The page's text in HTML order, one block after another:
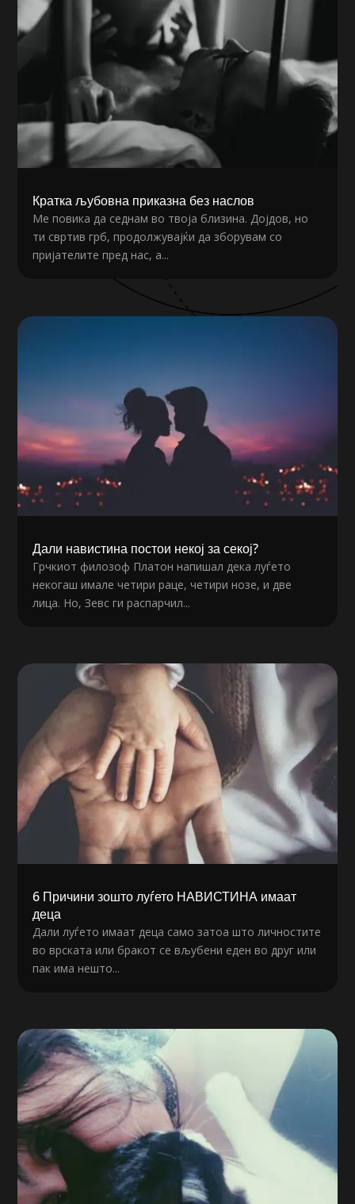
Кратка љубовна приказна без наслов
Ме повика да седнам во твоја близина. Дојдов, но
ти свртив грб, продолжувајќи да зборувам со
пријателите пред нас, а...
Дали навистина постои некој за секој?
Грчкиот филозоф Платон напишал дека луѓето
некогаш имале четири раце, четири нозе, и две
лица. Но, Зевс ги распарчил...
6 Причини зошто луѓето НАВИСТИНА имаат
деца
Дали луѓето имаат деца само затоа што личностите
во врската или бракот се вљубени еден во друг или
пак има нешто...